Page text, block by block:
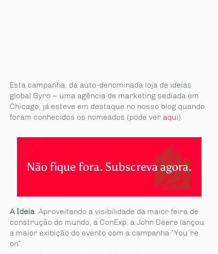
Esta campanha, da auto-denominada loja de ideias
global Gyro – uma agência de marketing sediada em
Chicago, já esteve em destaque no nosso blog quando
foram conhecidos os nomeados (pode ver aqui).
Não fique fora. Subscreva agora.
A Ideia: Aproveitando a visibilidade da maior feira de
construção do mundo, a ConExp, a John Deere lançou
a maior exibição do evento com a campanha “You´re
on”.